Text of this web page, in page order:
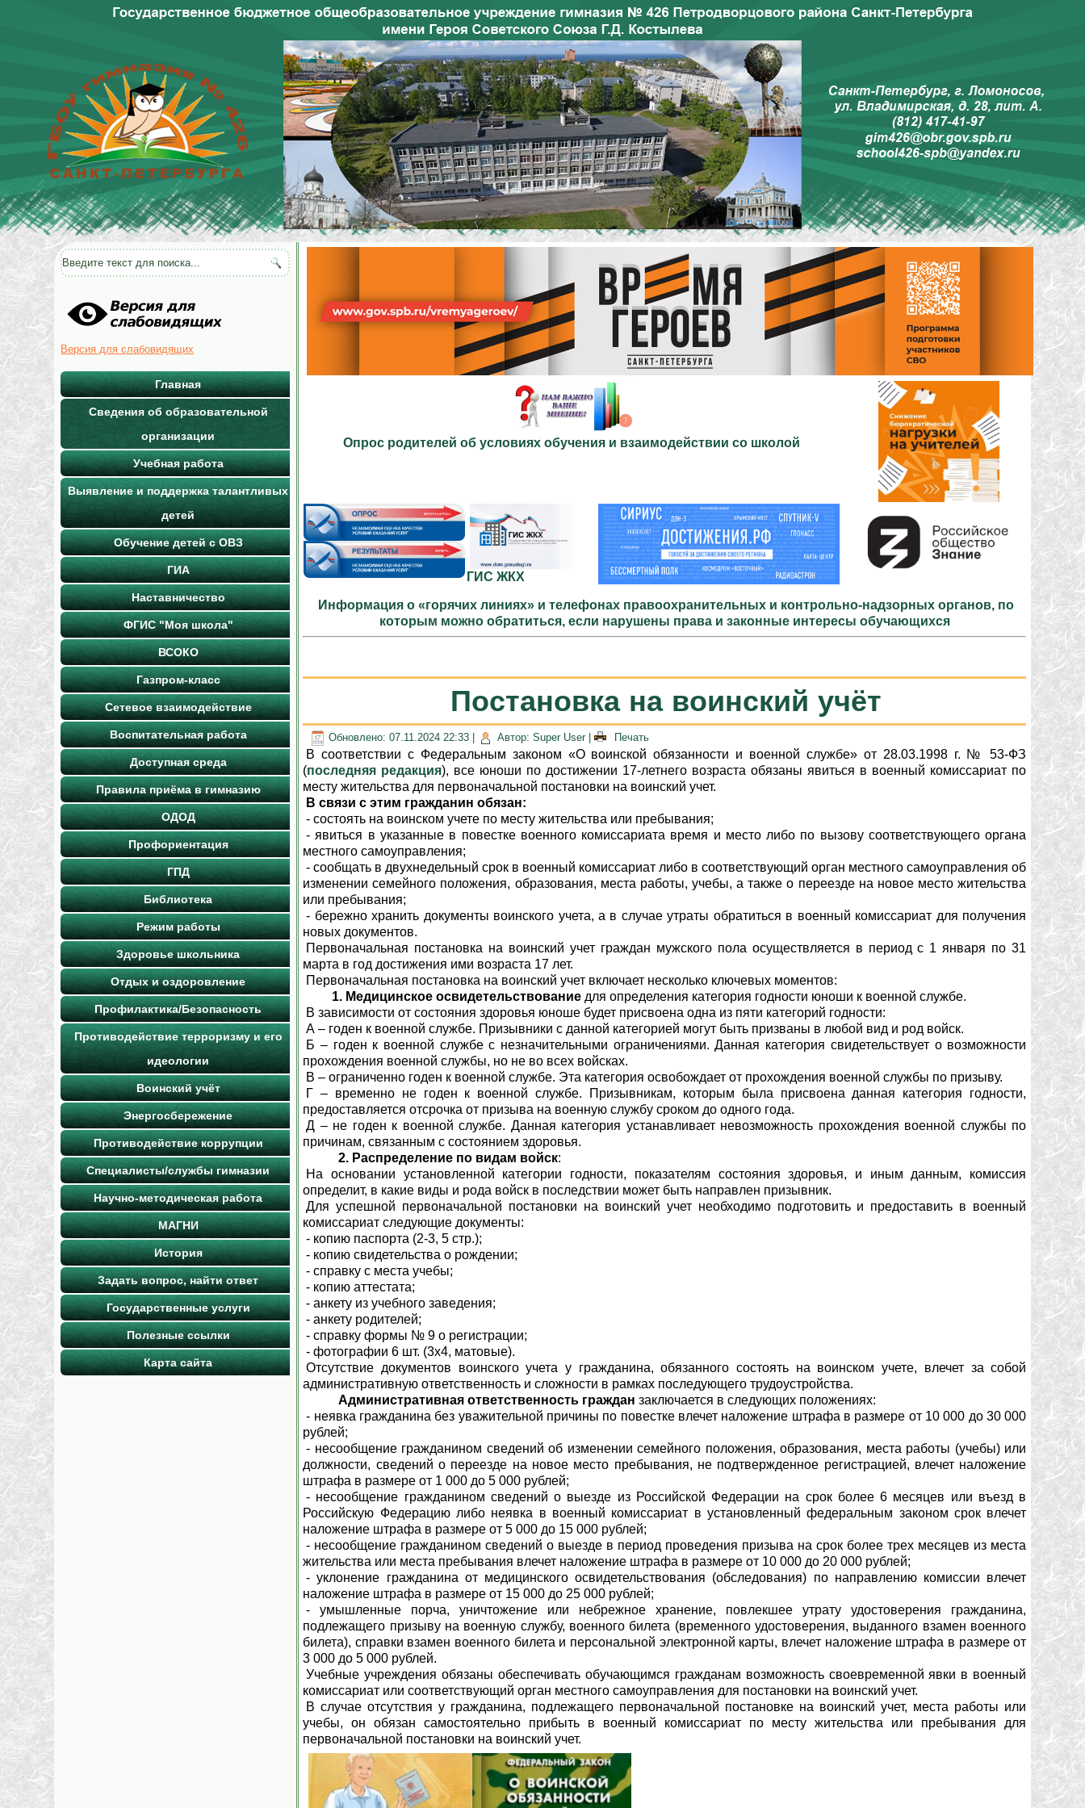
Версия для слабовидящих
Главная
Сведения об образовательной
организации
Учебная работа
Выявление и поддержка талантливых
детей
Обучение детей с ОВЗ
ГИА
Наставничество
ФГИС "Моя школа"
ВСОКО
Газпром-класс
Сетевое взаимодействие
Воспитательная работа
Доступная среда
Правила приёма в гимназию
ОДОД
Профориентация
ГПД
Библиотека
Режим работы
Здоровье школьника
Отдых и оздоровление
Профилактика/Безопасность
Противодействие терроризму и его
идеологии
Воинский учёт
Энергосбережение
Противодействие коррупции
Специалисты/службы гимназии
Научно-методическая работа
МАГНИ
История
Задать вопрос, найти ответ
Государственные услуги
Полезные ссылки
Карта сайта
Опрос родителей об условиях обучения и взаимодействии со школой
ГИС ЖКХ
Информация о «горячих линиях» и телефонах правоохранительных и контрольно-надзорных органов, по
которым можно обратиться, если нарушены права и законные интересы обучающихся
Постановка на воинский учёт
Обновлено: 07.11.2024 22:33 Автор: Super User| Печать
В соответствии с Федеральным законом «О воинской обязанности и военной службе» от 28.03.1998 г. № 53-ФЗ
(последняя редакция), все юноши по достижении 17-летнего возраста обязаны явиться в военный комиссариат по
месту жительства для первоначальной постановки на воинский учет.
В связи с этим гражданин обязан:
- состоять на воинском учете по месту жительства или пребывания;
- явиться в указанные в повестке военного комиссариата время и место либо по вызову соответствующего органа
местного самоуправления;
- сообщать в двухнедельный срок в военный комиссариат либо в соответствующий орган местного самоуправления об
изменении семейного положения, образования, места работы, учебы, а также о переезде на новое место жительства
или пребывания;
- бережно хранить документы воинского учета, а в случае утраты обратиться в военный комиссариат для получения
новых документов.
Первоначальная постановка на воинский учет граждан мужского пола осуществляется в период с 1 января по 31
марта в год достижения ими возраста 17 лет.
Первоначальная постановка на воинский учет включает несколько ключевых моментов:
1. Медицинское освидетельствование для определения категория годности юноши к военной службе.
В зависимости от состояния здоровья юноше будет присвоена одна из пяти категорий годности:
А – годен к военной службе. Призывники с данной категорией могут быть призваны в любой вид и род войск.
Б – годен к военной службе с незначительными ограничениями. Данная категория свидетельствует о возможности
прохождения военной службы, но не во всех войсках.
В – ограниченно годен к военной службе. Эта категория освобождает от прохождения военной службы по призыву.
Г – временно не годен к военной службе. Призывникам, которым была присвоена данная категория годности,
предоставляется отсрочка от призыва на военную службу сроком до одного года.
Д – не годен к военной службе. Данная категория устанавливает невозможность прохождения военной службы по
причинам, связанным с состоянием здоровья.
2. Распределение по видам войск:
На основании установленной категории годности, показателям состояния здоровья, и иным данным, комиссия
определит, в какие виды и рода войск в последствии может быть направлен призывник.
Для успешной первоначальной постановки на воинский учет необходимо подготовить и предоставить в военный
комиссариат следующие документы:
- копию паспорта (2-3, 5 стр.);
- копию свидетельства о рождении;
- справку с места учебы;
- копию аттестата;
- анкету из учебного заведения;
- анкету родителей;
- справку формы № 9 о регистрации;
- фотографии 6 шт. (3x4, матовые).
Отсутствие документов воинского учета у гражданина, обязанного состоять на воинском учете, влечет за собой
административную ответственность и сложности в рамках последующего трудоустройства.
Административная ответственность граждан заключается в следующих положениях:
- неявка гражданина без уважительной причины по повестке влечет наложение штрафа в размере от 10 000 до 30 000
рублей;
- несообщение гражданином сведений об изменении семейного положения, образования, места работы (учебы) или
должности, сведений о переезде на новое место пребывания, не подтвержденное регистрацией, влечет наложение
штрафа в размере от 1 000 до 5 000 рублей;
- несообщение гражданином сведений о выезде из Российской Федерации на срок более 6 месяцев или въезд в
Российскую Федерацию либо неявка в военный комиссариат в установленный федеральным законом срок влечет
наложение штрафа в размере от 5 000 до 15 000 рублей;
- несообщение гражданином сведений о выезде в период проведения призыва на срок более трех месяцев из места
жительства или места пребывания влечет наложение штрафа в размере от 10 000 до 20 000 рублей;
- уклонение гражданина от медицинского освидетельствования (обследования) по направлению комиссии влечет
наложение штрафа в размере от 15 000 до 25 000 рублей;
- умышленные порча, уничтожение или небрежное хранение, повлекшее утрату удостоверения гражданина,
подлежащего призыву на военную службу, военного билета (временного удостоверения, выданного взамен военного
билета), справки взамен военного билета и персональной электронной карты, влечет наложение штрафа в размере от
3 000 до 5 000 рублей.
Учебные учреждения обязаны обеспечивать обучающимся гражданам возможность своевременной явки в военный
комиссариат или соответствующий орган местного самоуправления для постановки на воинский учет.
В случае отсутствия у гражданина, подлежащего первоначальной постановке на воинский учет, места работы или
учебы, он обязан самостоятельно прибыть в военный комиссариат по месту жительства или пребывания для
первоначальной постановки на воинский учет.